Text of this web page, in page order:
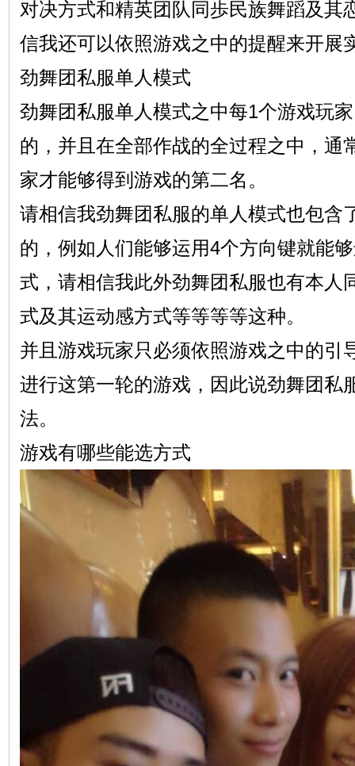
对决方式和精英团队同歩民族舞蹈及其
信我还可以依照游戏之中的提醒来开展
劲舞团私服单人模式
劲舞团私服单人模式之中每1个游戏玩
的，并且在全部作战的全过程之中，通
家才能够得到游戏的第二名。
请相信我劲舞团私服的单人模式也包含
的，例如人们能够运用4个方向键就能
式，请相信我此外劲舞团私服也有本人
式及其运动感方式等等等等这种。
并且游戏玩家只必须依照游戏之中的引
进行这第一轮的游戏，因此说劲舞团私
法。
游戏有哪些能选方式